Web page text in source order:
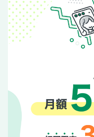
29東十条・十条・赤羽
30目黒・白金
31代官山・中目黒・恵
32武蔵小山・戸越銀座
34中野・新井薬師
35高円寺
36石神井公園・大泉学